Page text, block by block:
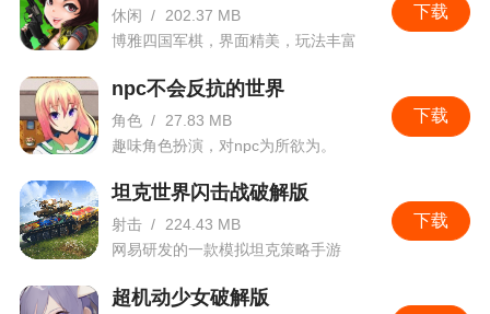
下载
休闲 / 202.37 MB
博雅四国军棋，界面精美，玩法丰富
下载
npc不会反抗的世界
角色 /
27.83 MB
趣味角色扮演，对npc为所欲为。
下载
坦克世界闪击战破解版
射击 / 224.43 MB
网易研发的一款模拟坦克策略手游
超机动少女破解版